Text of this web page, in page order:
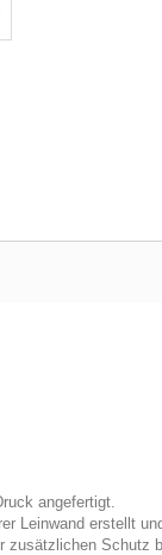
angefertigt.
Leinwand erstellt
zusätzlichen Schutz